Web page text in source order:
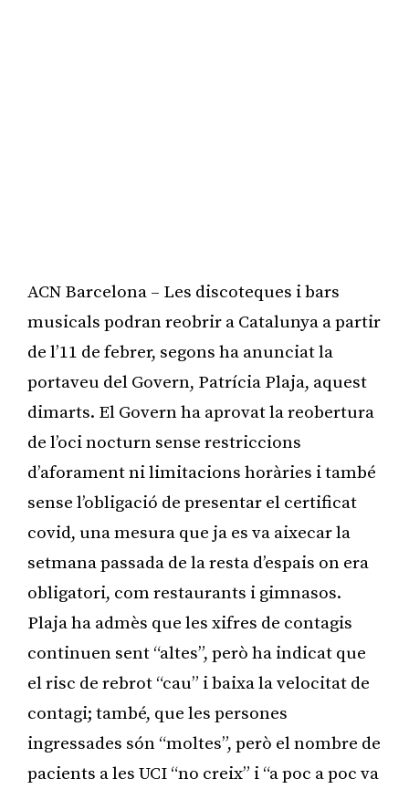
ACN Barcelona – Les discoteques i bars
musicals podran reobrir a Catalunya a partir
de l’11 de febrer, segons ha anunciat la
portaveu del Govern, Patrícia Plaja, aquest
dimarts. El Govern ha aprovat la reobertura
de l’oci nocturn sense restriccions
d’aforament ni limitacions horàries i també
sense l’obligació de presentar el certificat
covid, una mesura que ja es va aixecar la
setmana passada de la resta d’espais on era
obligatori, com restaurants i gimnasos.
Plaja ha admès que les xifres de contagis
continuen sent “altes”, però ha indicat que
el risc de rebrot “cau” i baixa la velocitat de
contagi; també, que les persones
ingressades són “moltes”, però el nombre de
pacients a les UCI “no creix” i “a poc a poc va